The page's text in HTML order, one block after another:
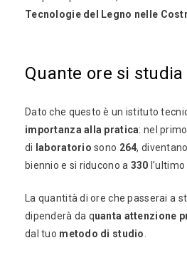
Tecnologie del Legno nelle
Quante ore si studia
Dato che questo è un istituto
importanza alla pratica: nel
di laboratorio sono 264, diventano
biennio e si riducono a 330 l’ultimo
La quantità di ore che passerai a
dipenderà da quanta attenzione
dal tuo metodo di studio